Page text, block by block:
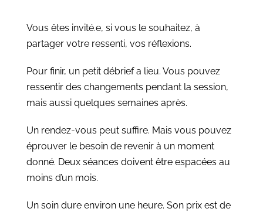
Vous êtes invité.e, si vous le souhaitez, à
partager votre ressenti, vos réflexions.
Pour finir, un petit débrief a lieu. Vous pouvez
ressentir des changements pendant la session,
mais aussi quelques semaines après.
Un rendez-vous peut suffire. Mais vous pouvez
éprouver le besoin de revenir à un moment
donné. Deux séances doivent être espacées au
moins d’un mois.
Un soin dure environ une heure. Son prix est de